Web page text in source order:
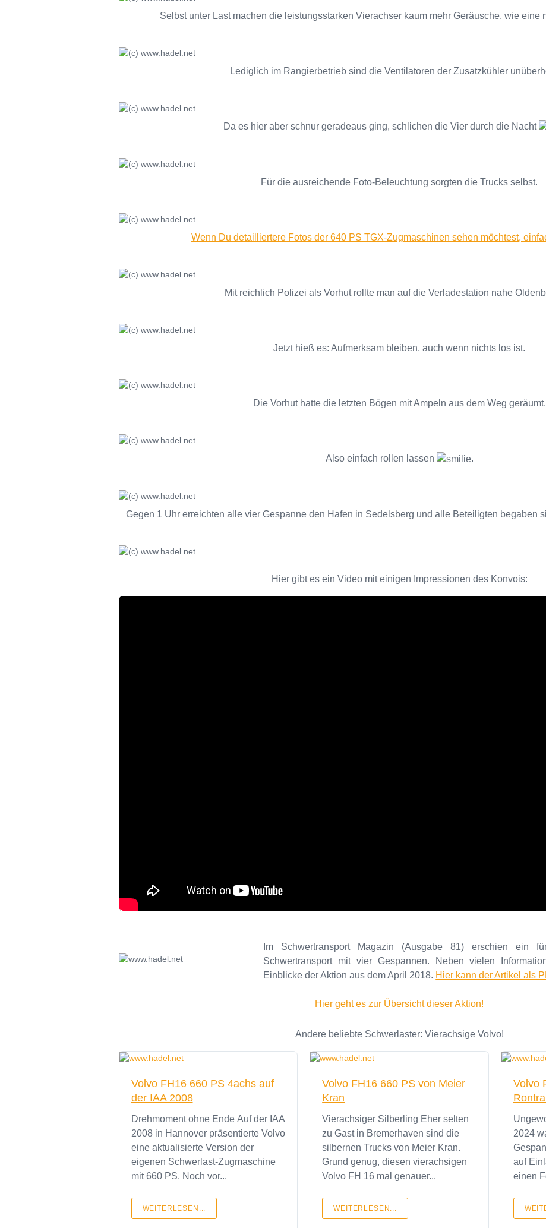
Selbst unter Last machen die leistungsstarken Vierachser kaum mehr Geräusche, wie eine
Lediglich im Rangierbetrieb sind die Ventilatoren der Zusatzkühler
Da es hier aber schnur geradeaus ging, schlichen die Vier durch die Nacht
Für die ausreichende Foto-Beleuchtung sorgten die Trucks selbst.
Wenn Du detailliertere Fotos der 640 PS TGX-Zugmaschinen sehen möchtest,
Mit reichlich Polizei als Vorhut rollte man auf die Verladestation nahe
Jetzt hieß es: Aufmerksam bleiben, auch wenn nichts los ist.
Die Vorhut hatte die letzten Bögen mit Ampeln aus dem Weg geräumt.
Also einfach rollen lassen .
Gegen 1 Uhr erreichten alle vier Gespanne den Hafen in Sedelsberg und alle Beteiligten begaben
Hier gibt es ein Video mit einigen Impressionen des Konvois:
Im Schwertransport Magazin (Ausgabe 81) erschien ein
Schwertransport mit vier Gespannen. Neben vielen
Einblicke der Aktion aus dem April 2018. Hier kann der Artikel als
Hier geht es zur Übersicht dieser Aktion!
Andere beliebte Schwerlaster: Vierachsige Volvo!
Volvo FH16 660 PS 4achs auf
der IAA 2008
Drehmoment ohne Ende Auf der IAA
2008 in Hannover präsentierte Volvo
eine aktualisierte Version der
eigenen Schwerlast-Zugmaschine
mit 660 PS. Noch vor...
WEITERLESEN...
Volvo FH16 660 PS von Meier
Kran
Vierachsiger Silberling Eher selten
zu Gast in Bremerhaven sind die
silbernen Trucks von Meier Kran.
Grund genug, diesen vierachsigen
Volvo FH 16 mal genauer...
WEITERLESEN...
Volvo
2024
auf
einen